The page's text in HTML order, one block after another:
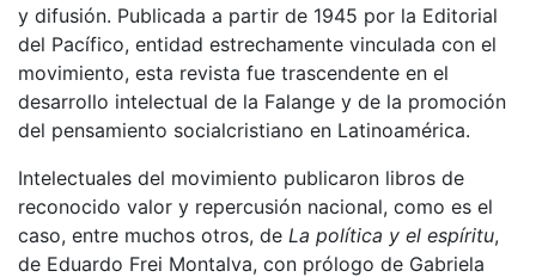
y difusión. Publicada a partir de 1945 por la Editorial
del Pacífico, entidad estrechamente vinculada con el
movimiento, esta revista fue trascendente en el
desarrollo intelectual de la Falange y de la promoción
del pensamiento socialcristiano en Latinoamérica.
Intelectuales del movimiento publicaron libros de
reconocido valor y repercusión nacional, como es el
caso, entre muchos otros, de La política y el espíritu,
de Eduardo Frei Montalva, con prólogo de Gabriela